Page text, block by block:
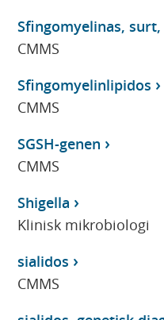
Sfingomyelinas, surt,
CMMS
Sfingomyelinlipidos
CMMS
SGSH-genen
CMMS
Shigella
Klinisk mikrobiologi
sialidos
CMMS